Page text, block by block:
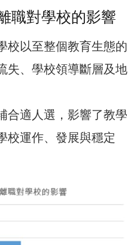
職對學校的影響
校以至整個教育生態的
失、學校領導斷層及地
合適人選，影響了教學
校運作、發展與穩定